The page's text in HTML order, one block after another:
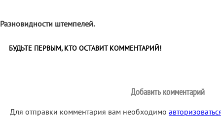
Разновидности штемпелей.
БУДЬТЕ ПЕРВЫМ, КТО ОСТАВИТ КОММЕНТАРИЙ!
Добавить комментарий
Для отправки комментария вам необходимо